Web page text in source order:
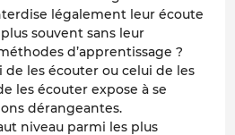
légalement leur écoute
souvent sans leur
d’apprentissage ?
les écouter ou celui de les
les écouter expose à se
dérangeantes.
niveau parmi les plus